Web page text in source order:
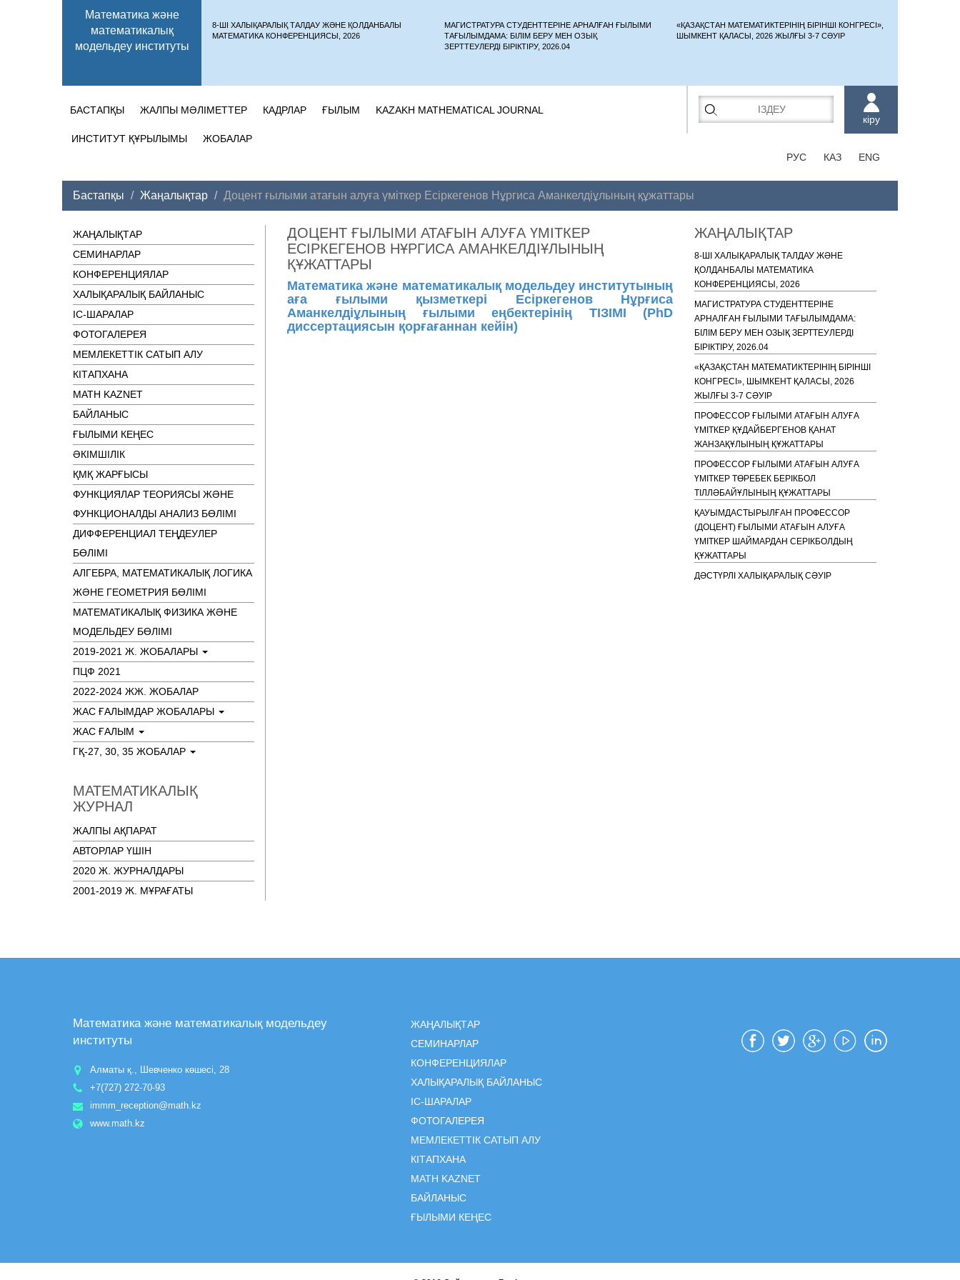
Математика және
математикалық
модельдеу институты
8-ШІ ХАЛЫҚАРАЛЫҚ ТАЛДАУ ЖӘНЕ ҚОЛДАНБАЛЫ
МАТЕМАТИКА КОНФЕРЕНЦИЯСЫ, 2026
МАГИСТРАТУРА СТУДЕНТТЕРІНЕ АРНАЛҒАН ҒЫЛЫМИ
ТАҒЫЛЫМДАМА: БІЛІМ БЕРУ МЕН ОЗЫҚ
ЗЕРТТЕУЛЕРДІ БІРІКТІРУ, 2026.04
«ҚАЗАҚСТАН МАТЕМАТИКТЕРІНІҢ БІРІНШІ КОНГРЕСІ»,
ШЫМКЕНТ ҚАЛАСЫ, 2026 ЖЫЛҒЫ 3-7 СӘУІР
БАСТАПҚЫ ЖАЛПЫ МӘЛІМЕТТЕР КАДРЛАР ҒЫЛЫМ KAZAKH MATHEMATICAL JOURNAL
ИНСТИТУТ ҚҰРЫЛЫМЫ ЖОБАЛАР
кіру
РУС КАЗ ENG
Бастапқы Жаңалықтар Доцент ғылыми атағын алуға үміткер Есіркегенов Нұргиса Аманкелдіұлының құжаттары
ЖАҢАЛЫҚТАР
СЕМИНАРЛАР
КОНФЕРЕНЦИЯЛАР
ХАЛЫҚАРАЛЫҚ БАЙЛАНЫС
ІC-ШАРАЛАР
ФОТОГАЛЕРЕЯ
МЕМЛЕКЕТТІК САТЫП АЛУ
КІТАПХАНА
MATH KAZNET
БАЙЛАНЫС
ҒЫЛЫМИ КЕҢЕС
ӘКІМШІЛІК
ҚМҚ ЖАРҒЫСЫ
ФУНКЦИЯЛАР ТЕОРИЯСЫ ЖӘНЕ
ФУНКЦИОНАЛДЫ АНАЛИЗ БӨЛІМІ
ДИФФЕРЕНЦИАЛ ТЕҢДЕУЛЕР
БӨЛІМІ
АЛГЕБРА, МАТЕМАТИКАЛЫҚ ЛОГИКА
ЖӘНЕ ГЕОМЕТРИЯ БӨЛІМІ
МАТЕМАТИКАЛЫҚ ФИЗИКА ЖӘНЕ
МОДЕЛЬДЕУ БӨЛІМІ
2019-2021 Ж. ЖОБАЛАРЫ
ПЦФ 2021
2022-2024 ЖЖ. ЖОБАЛАР
ЖАС ҒАЛЫМДАР ЖОБАЛАРЫ
ЖАС ҒАЛЫМ
ГҚ-27, 30, 35 ЖОБАЛАР
МАТЕМАТИКАЛЫҚ
ЖУРНАЛ
ЖАЛПЫ АҚПАРАТ
АВТОРЛАР ҮШІН
2020 Ж. ЖУРНАЛДАРЫ
2001-2019 Ж. МҰРАҒАТЫ
ДОЦЕНТ ҒЫЛЫМИ АТАҒЫН АЛУҒА ҮМІТКЕР
ЕСІРКЕГЕНОВ НҰРГИСА АМАНКЕЛДІҰЛЫНЫҢ
ҚҰЖАТТАРЫ
Математика және математикалық модельдеу институтының
аға ғылыми қызметкері Есіркегенов Нұрғиса
Аманкелдіұлының ғылыми еңбектерінің ТІЗІМІ (PhD
диссертациясын қорғағаннан кейін)
ЖАҢАЛЫҚТАР
8-ШІ ХАЛЫҚАРАЛЫҚ ТАЛДАУ ЖӘНЕ
ҚОЛДАНБАЛЫ МАТЕМАТИКА
КОНФЕРЕНЦИЯСЫ, 2026
МАГИСТРАТУРА СТУДЕНТТЕРІНЕ
АРНАЛҒАН ҒЫЛЫМИ ТАҒЫЛЫМДАМА:
БІЛІМ БЕРУ МЕН ОЗЫҚ ЗЕРТТЕУЛЕРДІ
БІРІКТІРУ, 2026.04
«ҚАЗАҚСТАН МАТЕМАТИКТЕРІНІҢ БІРІНШІ
КОНГРЕСІ», ШЫМКЕНТ ҚАЛАСЫ, 2026
ЖЫЛҒЫ 3-7 СӘУІР
ПРОФЕССОР ҒЫЛЫМИ АТАҒЫН АЛУҒА
ҮМІТКЕР ҚҰДАЙБЕРГЕНОВ ҚАНАТ
ЖАНЗАҚҰЛЫНЫҢ ҚҰЖАТТАРЫ
ПРОФЕССОР ҒЫЛЫМИ АТАҒЫН АЛУҒА
ҮМІТКЕР ТӨРЕБЕК БЕРІКБОЛ
ТІЛЛӘБАЙҰЛЫНЫҢ ҚҰЖАТТАРЫ
ҚАУЫМДАСТЫРЫЛҒАН ПРОФЕССОР
(ДОЦЕНТ) ҒЫЛЫМИ АТАҒЫН АЛУҒА
ҮМІТКЕР ШАЙМАРДАН СЕРІКБОЛДЫҢ
ҚҰЖАТТАРЫ
ДӘСТҮРЛІ ХАЛЫҚАРАЛЫҚ СӘУІР
ЖӘНЕ РЕФЕРАТТАР ЖИНАҒЫ, 16-19 ЖӘНЕ
22 СӘУІР, 2024
Математика және математикалық модельдеу
институты
Алматы қ., Шевченко көшесі, 28
+7(727) 272-70-93
immm_reception@math.kz
www.math.kz
ЖАҢАЛЫҚТАР
СЕМИНАРЛАР
КОНФЕРЕНЦИЯЛАР
ХАЛЫҚАРАЛЫҚ БАЙЛАНЫС
ІC-ШАРАЛАР
ФОТОГАЛЕРЕЯ
МЕМЛЕКЕТТІК САТЫП АЛУ
КІТАПХАНА
MATH KAZNET
БАЙЛАНЫС
ҒЫЛЫМИ КЕҢЕС